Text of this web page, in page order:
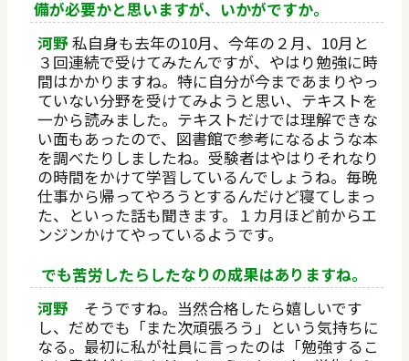
備が必要かと思いますが、いかがですか。
河野私自身も去年の10月、今年の２月、10月と
３回連続で受けてみたんですが、やはり勉強に時
間はかかりますね。特に自分が今まであまりやっ
ていない分野を受けてみようと思い、テキストを
一から読みました。テキストだけでは理解できな
い面もあったので、図書館で参考になるような本
を調べたりしましたね。受験者はやはりそれなり
の時間をかけて学習しているんでしょうね。毎晩
仕事から帰ってやろうとするんだけど寝てしまっ
た、といった話も聞きます。１カ月ほど前からエ
ンジンかけてやっているようです。
でも苦労したらしたなりの成果はありますね。
河野 そうですね。当然合格したら嬉しいです
し、だめでも「また次頑張ろう」という気持ちに
なる。最初に私が社員に言ったのは「勉強するこ